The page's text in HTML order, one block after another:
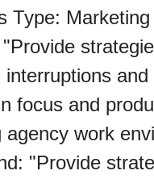
Type:
interruptions
focus and
agency work
"Provide